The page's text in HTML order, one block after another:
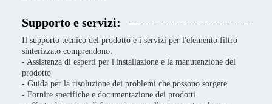
Supporto e servizi:
Il supporto tecnico del prodotto e i servizi per l'elemento filtro
sinterizzato comprendono:
- Assistenza di esperti per l'installazione e la manutenzione del
prodotto
- Guida per la risoluzione dei problemi che possono sorgere
- Fornire specifiche e documentazione dei prodotti